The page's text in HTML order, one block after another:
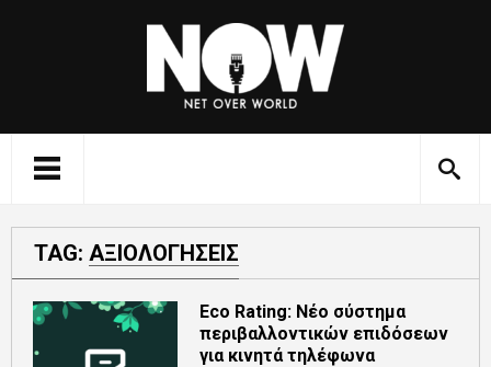
TAG: ΑΞΙΟΛΟΓΗΣΕΙΣ
Eco Rating: Νέο σύστημα
περιβαλλοντικών επιδόσεων
για κινητά τηλέφωνα